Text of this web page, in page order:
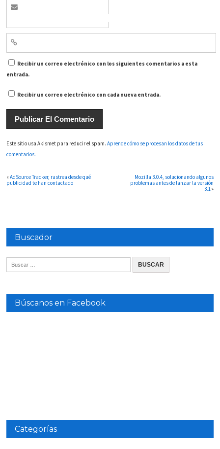
Recibir un correo electrónico con los siguientes comentarios a esta
entrada.
Recibir un correo electrónico con cada nueva entrada.
Este sitio usa Akismet para reducir el spam.Aprende cómo se procesan los datos de tus
comentarios.
«AdSource Tracker, rastrea desde qué
publicidad te han contactado
Mozilla 3.0.4, solucionando algunos
problemas antes de lanzar la versión
3.1 »
Buscador
Búscanos en Facebook
Categorías